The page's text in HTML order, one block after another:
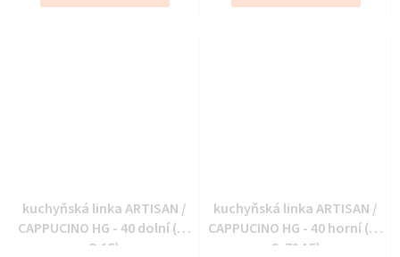
kuchyňská linka ARTISAN /
CAPPUCINO HG - 40 dolní (40
D 1F)
kuchyňská linka ARTISAN /
CAPPUCINO HG - 40 horní (40
G-72 1F)